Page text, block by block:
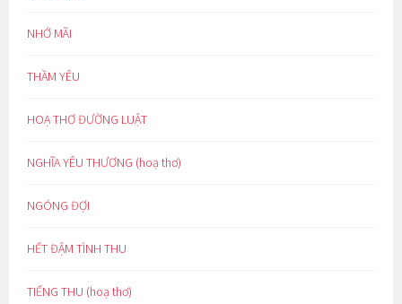
NHỚ MÃI
THẦM YÊU
HOẠ THƠ ĐƯỜNG LUẬT
NGHĨA YÊU THƯƠNG (hoạ thơ)
NGÓNG ĐỢI
HẾT ĐẬM TÌNH THU
TIẾNG THU (hoạ thơ)